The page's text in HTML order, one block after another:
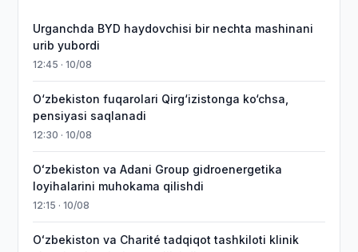
Urganchda BYD haydovchisi bir nechta mashinani
urib yubordi
12:45 · 10/08
O‘zbekiston fuqarolari Qirg‘izistonga ko‘chsa,
pensiyasi saqlanadi
12:30 · 10/08
Oʻzbekiston va Adani Group gidroenergetika
loyihalarini muhokama qilishdi
12:15 · 10/08
Oʻzbekiston va Charité tadqiqot tashkiloti klinik